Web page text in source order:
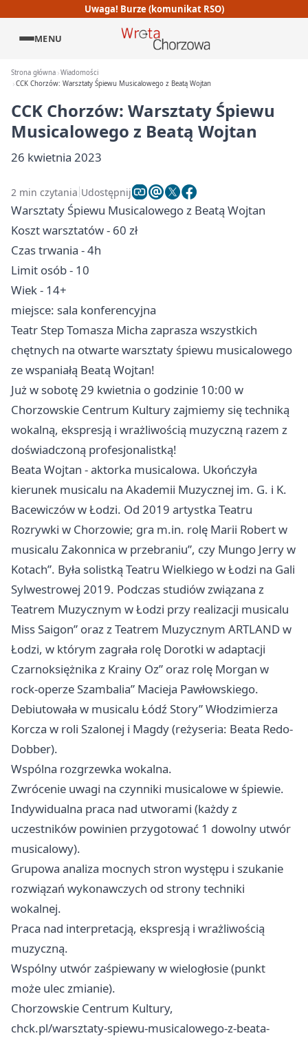
Uwaga! Burze (komunikat RSO)
MENU
Strona główna Wiadomości
CCK Chorzów: Warsztaty Śpiewu Musicalowego z Beatą Wojtan
CCK Chorzów: Warsztaty Śpiewu
Musicalowego z Beatą Wojtan
26 kwietnia 2023
2 min czytania Udostępnij
Warsztaty Śpiewu Musicalowego z Beatą Wojtan
Koszt warsztatów - 60 zł
Czas trwania - 4h
Limit osób - 10
Wiek - 14+
miejsce: sala konferencyjna
Teatr Step Tomasza Micha zaprasza wszystkich
chętnych na otwarte warsztaty śpiewu musicalowego
ze wspaniałą Beatą Wojtan!
Już w sobotę 29 kwietnia o godzinie 10:00 w
Chorzowskie Centrum Kultury zajmiemy się techniką
wokalną, ekspresją i wrażliwością muzyczną razem z
doświadczoną profesjonalistką!
Beata Wojtan - aktorka musicalowa. Ukończyła
kierunek musicalu na Akademii Muzycznej im. G. i K.
Bacewiczów w Łodzi. Od 2019 artystka Teatru
Rozrywki w Chorzowie; gra m.in. rolę Marii Robert w
musicalu Zakonnica w przebraniu”, czy Mungo Jerry w
Kotach”. Była solistką Teatru Wielkiego w Łodzi na Gali
Sylwestrowej 2019. Podczas studiów związana z
Teatrem Muzycznym w Łodzi przy realizacji musicalu
Miss Saigon” oraz z Teatrem Muzycznym ARTLAND w
Łodzi, w którym zagrała rolę Dorotki w adaptacji
Czarnoksiężnika z Krainy Oz” oraz rolę Morgan w
rock-operze Szambalia” Macieja Pawłowskiego.
Debiutowała w musicalu ŁódźStory” Włodzimierza
Korcza w roli Szalonej i Magdy (reżyseria: Beata Redo-
Dobber).
Wspólna rozgrzewka wokalna.
Zwrócenie uwagi na czynniki musicalowe w śpiewie.
Indywidualna praca nad utworami (każdy z
uczestników powinien przygotować 1 dowolny utwór
musicalowy).
Grupowa analiza mocnych stron występu i szukanie
rozwiązań wykonawczych od strony techniki
wokalnej.
Praca nad interpretacją, ekspresją i wrażliwością
muzyczną.
Wspólny utwór zaśpiewany w wielogłosie (punkt
może ulec zmianie).
Chorzowskie Centrum Kultury,
chck.pl/warsztaty-spiewu-musicalowego-z-beata-